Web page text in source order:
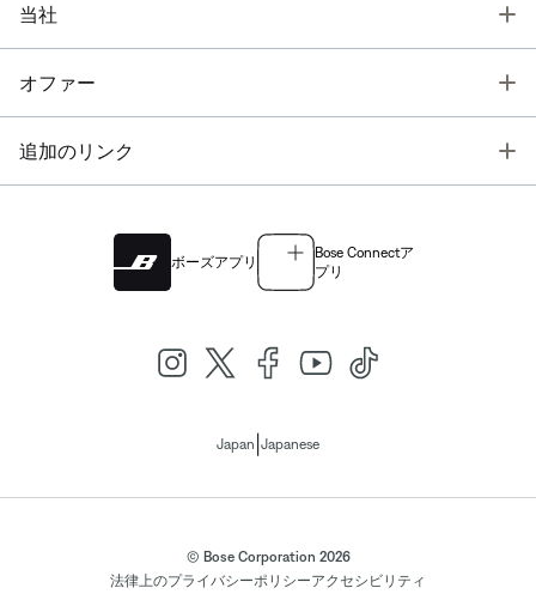
当社
オファー
追加のリンク
ボーズアプリ
Bose Connectア
プリ
Japan Japanese
© Bose Corporation 2026
法律上のプライバシーポリシーアクセシビリティ